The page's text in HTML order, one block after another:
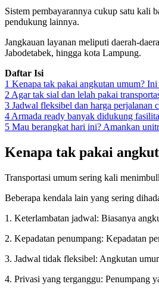
Sistem pembayarannya cukup satu kali
pendukung lainnya.
Jangkauan layanan meliputi daerah-
Jabodetabek, hingga kota Lampung.
Daftar Isi
1 Kenapa tak pakai angkutan umum? Ini
2 Agar tak sial dan lelah pakai
3 Jadwal fleksibel dan harga perjalanan
4 Armada ready banyak didukung
5 Mau berangkat hari ini? Amankan
Kenapa tak pakai
Transportasi umum sering kali
Beberapa kendala lain yang sering
1. Keterlambatan jadwal: Biasanya
2. Kepadatan penumpang: Kepadatan
3. Jadwal tidak fleksibel: Angkutan
4. Privasi yang terganggu: Penumpang